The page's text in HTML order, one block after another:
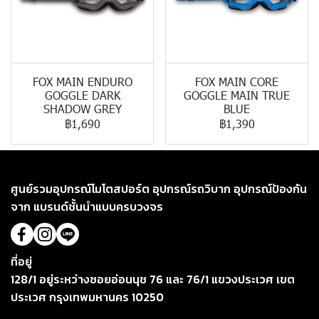
FOX MAIN ENDURO
GOGGLE DARK
SHADOW GREY
฿1,690
FOX MAIN CORE
GOGGLE MAIN TRUE
BLUE
฿1,390
ศูนย์รวมอุปกรณ์โมโตสปอร์ต อุปกรณ์รถวิบาก อุปกรณ์ป้องกัน
จาก แบรนด์ชั้นนำแบบครบวงจร
ที่อยู่
128/1 อยู่ระหว่างซอยอ่อนนุช 76 และ 76/1 แขวงประเวศ เขต
ประเวศ กรุงเทพมหานคร 10250